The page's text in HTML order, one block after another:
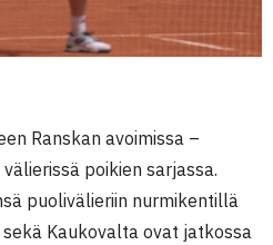
Ranskan avoimissa –
poikien sarjassa.
puolivälieriin nurmikentillä
Kaukovalta ovat jatkossa